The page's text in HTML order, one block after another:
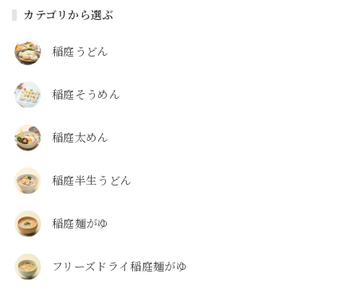
カテゴリから選ぶ
稲庭うどん
稲庭そうめん
稲庭太めん
稲庭半生うどん
稲庭麺がゆ
フリーズドライ稲庭麺がゆ